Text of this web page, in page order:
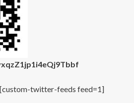
twitter-feeds feed=1]